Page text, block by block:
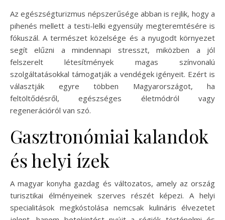
Az egészségturizmus népszerűsége abban is rejlik, hogy a
pihenés mellett a testi-lelki egyensúly megteremtésére is
fókuszál. A természet közelsége és a nyugodt környezet
segít elűzni a mindennapi stresszt, miközben a jól
felszerelt létesítmények magas színvonalú
szolgáltatásokkal támogatják a vendégek igényeit. Ezért is
választják egyre többen Magyarországot, ha
feltöltődésről, egészséges életmódról vagy
regenerációról van szó.
Gasztronómiai kalandok
és helyi ízek
A magyar konyha gazdag és változatos, amely az ország
turisztikai élményeinek szerves részét képezi. A helyi
specialitások megkóstolása nemcsak kulináris élvezetet